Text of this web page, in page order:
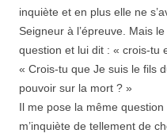
inquiète et en plus elle ne
Seigneur à l’épreuve. Mais
question et lui dit : « crois-tu
« Crois-tu que Je suis le fils
pouvoir sur la mort ? »
Il me pose la même question
m’inquiète de tellement de